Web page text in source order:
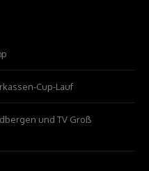
Cup-Lauf
und TV Groß